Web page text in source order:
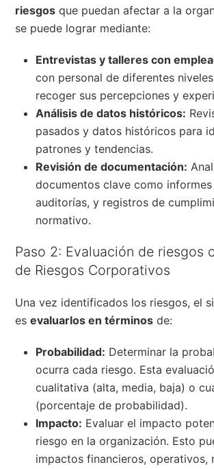
riesgos que puedan afectar a la
se puede lograr mediante:
Entrevistas y talleres con
con personal de diferentes
recoger sus percepciones y
Análisis de datos históricos:
pasados y datos históricos para
patrones y tendencias.
Revisión de documentación:
documentos clave como
auditorías, y registros de
normativo.
Paso 2: Evaluación de riesgos
de Riesgos Corporativos
Una vez identificados los riesgos, el
esevaluarlos en términos de:
Probabilidad: Determinar la
ocurra cada riesgo. Esta
cualitativa (alta, media, baja) o
(porcentaje de probabilidad).
Impacto: Evaluar el impacto
riesgo en la organización. Esto
impactos financieros, operativos,